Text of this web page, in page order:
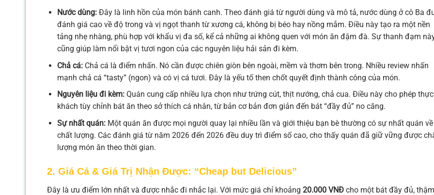
Nước dùng:Đây là linh hồn của món bánh canh. Theo đánh giá từ người dùng và mô tả, nước dùng ở cô Ba
đánh giá cao về độ trong và vị ngọt thanh từ xương cá, không bị béo hay nồng mắm. Điều này tạo ra một nền
tảng nhẹ nhàng, phù hợp với khẩu vị đa số, kể cả những ai không quen với món ăn đậm đà. Sự thanh đạm
cũng giúp làm nổi bật vị tươi ngon của các nguyên liệu hải sản đi kèm.
Chả cá:Chả cá là điểm nhấn. Nó cần được chiên giòn bên ngoài, mềm và thơm bên trong. Nhiều review nhấn
mạnh chả cá “tasty” (ngon) và có vị cá tươi. Đây là yếu tố then chốt quyết định thành công của món.
Nguyên liệu đi kèm:Quán cung cấp nhiều lựa chọn như trứng cút, thịt nướng, chả cua. Điều này cho phép thực
khách tùy chỉnh bát ăn theo sở thích cá nhân, từ bản cơ bản đơn giản đến bát “đầy đủ” no căng.
Sự nhất quán:Một quán ăn được mọi người quay lại nhiều lần và giới thiệu bạn bè thường có sự nhất quán về
chất lượng. Các đánh giá từ năm 2026 đến 2026 đều duy trì điểm số cao, cho thấy quán đã giữ vững được
lượng món ăn theo thời gian.
2. Giá Cả & Giá Trị Nhận Được: “Cheap but Delicious”
Đây là ưu điểm lớn nhất và được nhắc đi nhắc lại. Với mức giá chỉ khoảng 20.000 VNĐ cho một bát đầy đủ,